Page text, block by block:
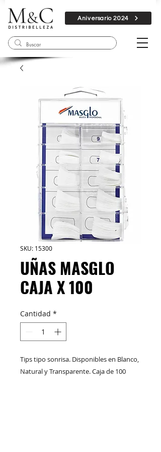
Aniversario 2024
SKU: 15300
UÑAS MASGLO
CAJA X 100
Cantidad *
Tips tipo sonrisa. Disponibles en Blanco,
Natural y Transparente. Caja de 100